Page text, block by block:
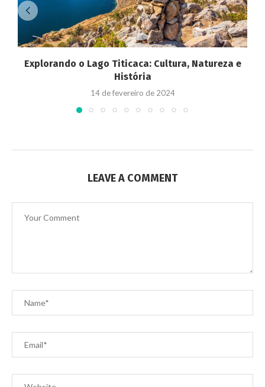
Explorando o Lago Titicaca: Cultura, Natureza e
História
14 de fevereiro de 2024
LEAVE A COMMENT